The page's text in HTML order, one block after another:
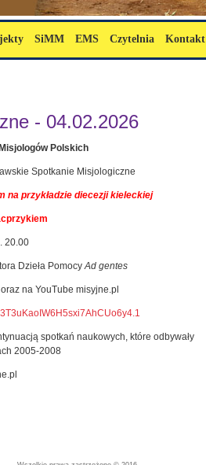
SiMM EMS Czytelnia Kontakt
- 04.02.2026
Polskich
Spotkanie Misjologiczne
na przykładzie diecezji kieleckiej
20.00
Dzieła PomocyAd gentes
na YouTube misyjne.pl
spotkań naukowych, które odbywały
2005-2008